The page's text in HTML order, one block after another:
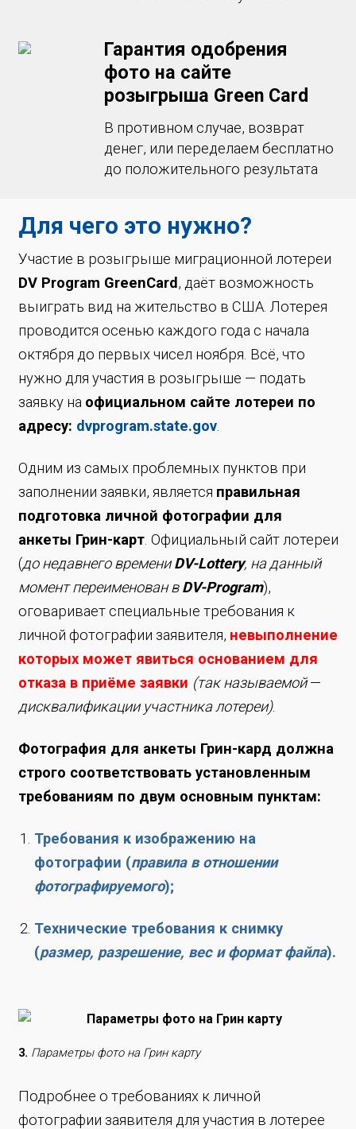
Гарантия одобрения
фото на сайте
розыгрыша Green Card
В противном случае, возврат
денег, или переделаем бесплатно
до положительного результата
Для чего это нужно?
Участие в розыгрыше миграционной лотереи
DV Program GreenCard , даёт возможность
выиграть вид на жительство в США. Лотерея
проводится осенью каждого года с начала
октября до первых чисел ноября. Всё, что
нужно для участия в розыгрыше — подать
заявку на официальном сайте лотереи по
адресу: dvprogram.state.gov.
Одним из самых проблемных пунктов при
заполнении заявки, является правильная
подготовка личной фотографии для
анкеты Грин-карт. Официальный сайт лотереи
(до недавнего времениDV-Lottery, на данный
момент переименован вDV-Program),
оговаривает специальные требования к
личной фотографии заявителя, невыполнение
которых может явиться основанием для
отказа в приёме заявки (так называемой—
дисквалификации участника лотереи).
Фотография для анкеты Грин-кард должна
строго соответствовать установленным
требованиям по двум основным пунктам:
Требования к изображению на
фотографии (правила в отношении
фотографируемого);
Технические требования к снимку
(размер, разрешение, вес и формат файла).
3. Параметры фото на Грин карту
Подробнее о требованиях к личной
фотографии заявителя для участия в лотерее